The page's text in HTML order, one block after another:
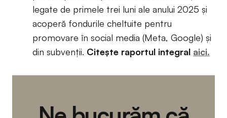
legate de primele trei luni ale anului 2025 și
acoperă fondurile cheltuite pentru
promovare în social media (Meta, Google) și
din subvenții. Citește raportul integral aici.